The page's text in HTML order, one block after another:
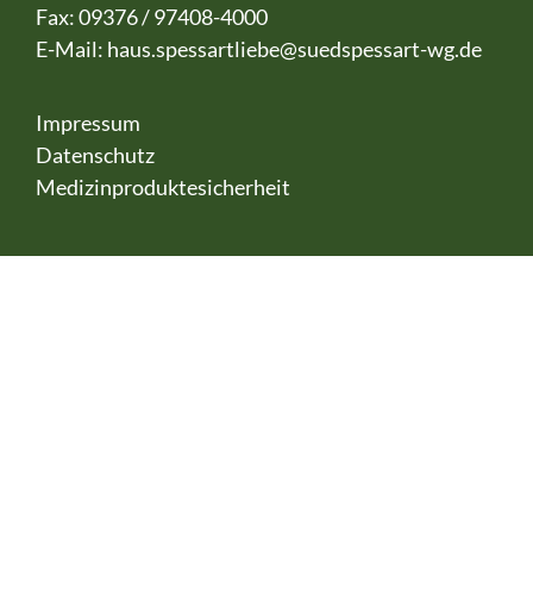
Fax: 09376 / 97408-4000
E-Mail: haus.spessartliebe@suedspessart-wg.de
Impressum
Datenschutz
Medizinproduktesicherheit